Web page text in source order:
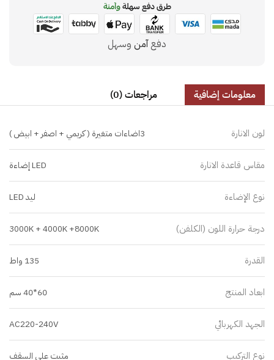
طرق دفع سهلةوآمنة
دفعآمن وسهل
معلومات إضافية مراجعات (0)
لون الانارة 3اضاءات متغيرة ( كريمي + اصفر + ابيض )
مقاس قاعدة الانارة LED إضاءة
نوع الإضاءة ليد LED
درجة حرارة اللون (الكلفن) 3000K + 4000K +8000K
القدرة 135 واط
ابعاد المنتج 60*40 سم
الجهد الكهربائي AC220-240V
نوع التركيب مثبت على السقف